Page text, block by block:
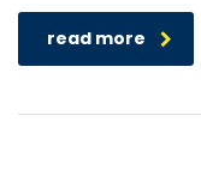
read more